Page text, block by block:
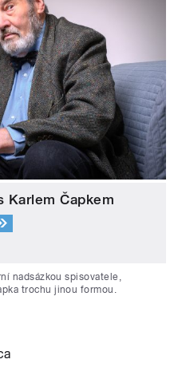
Karlem Čapkem
nadsázkou spisovatele,
trochu jinou formou.